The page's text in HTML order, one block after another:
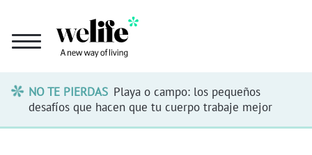
NO TE PIERDAS Playa o campo: los pequeños
desafíos que hacen que tu cuerpo trabaje mejor